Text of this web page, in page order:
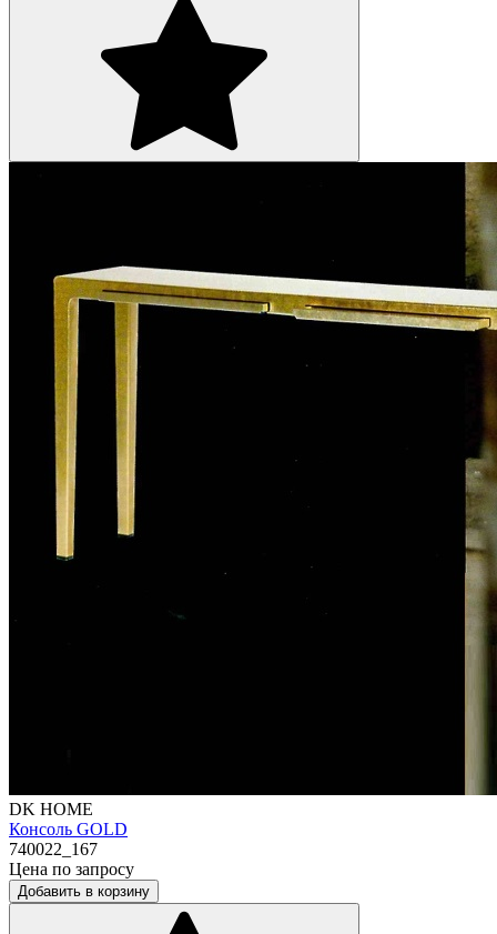
DK HOME
Консоль GOLD
740022_167
Цена по запросу
Добавить в корзину